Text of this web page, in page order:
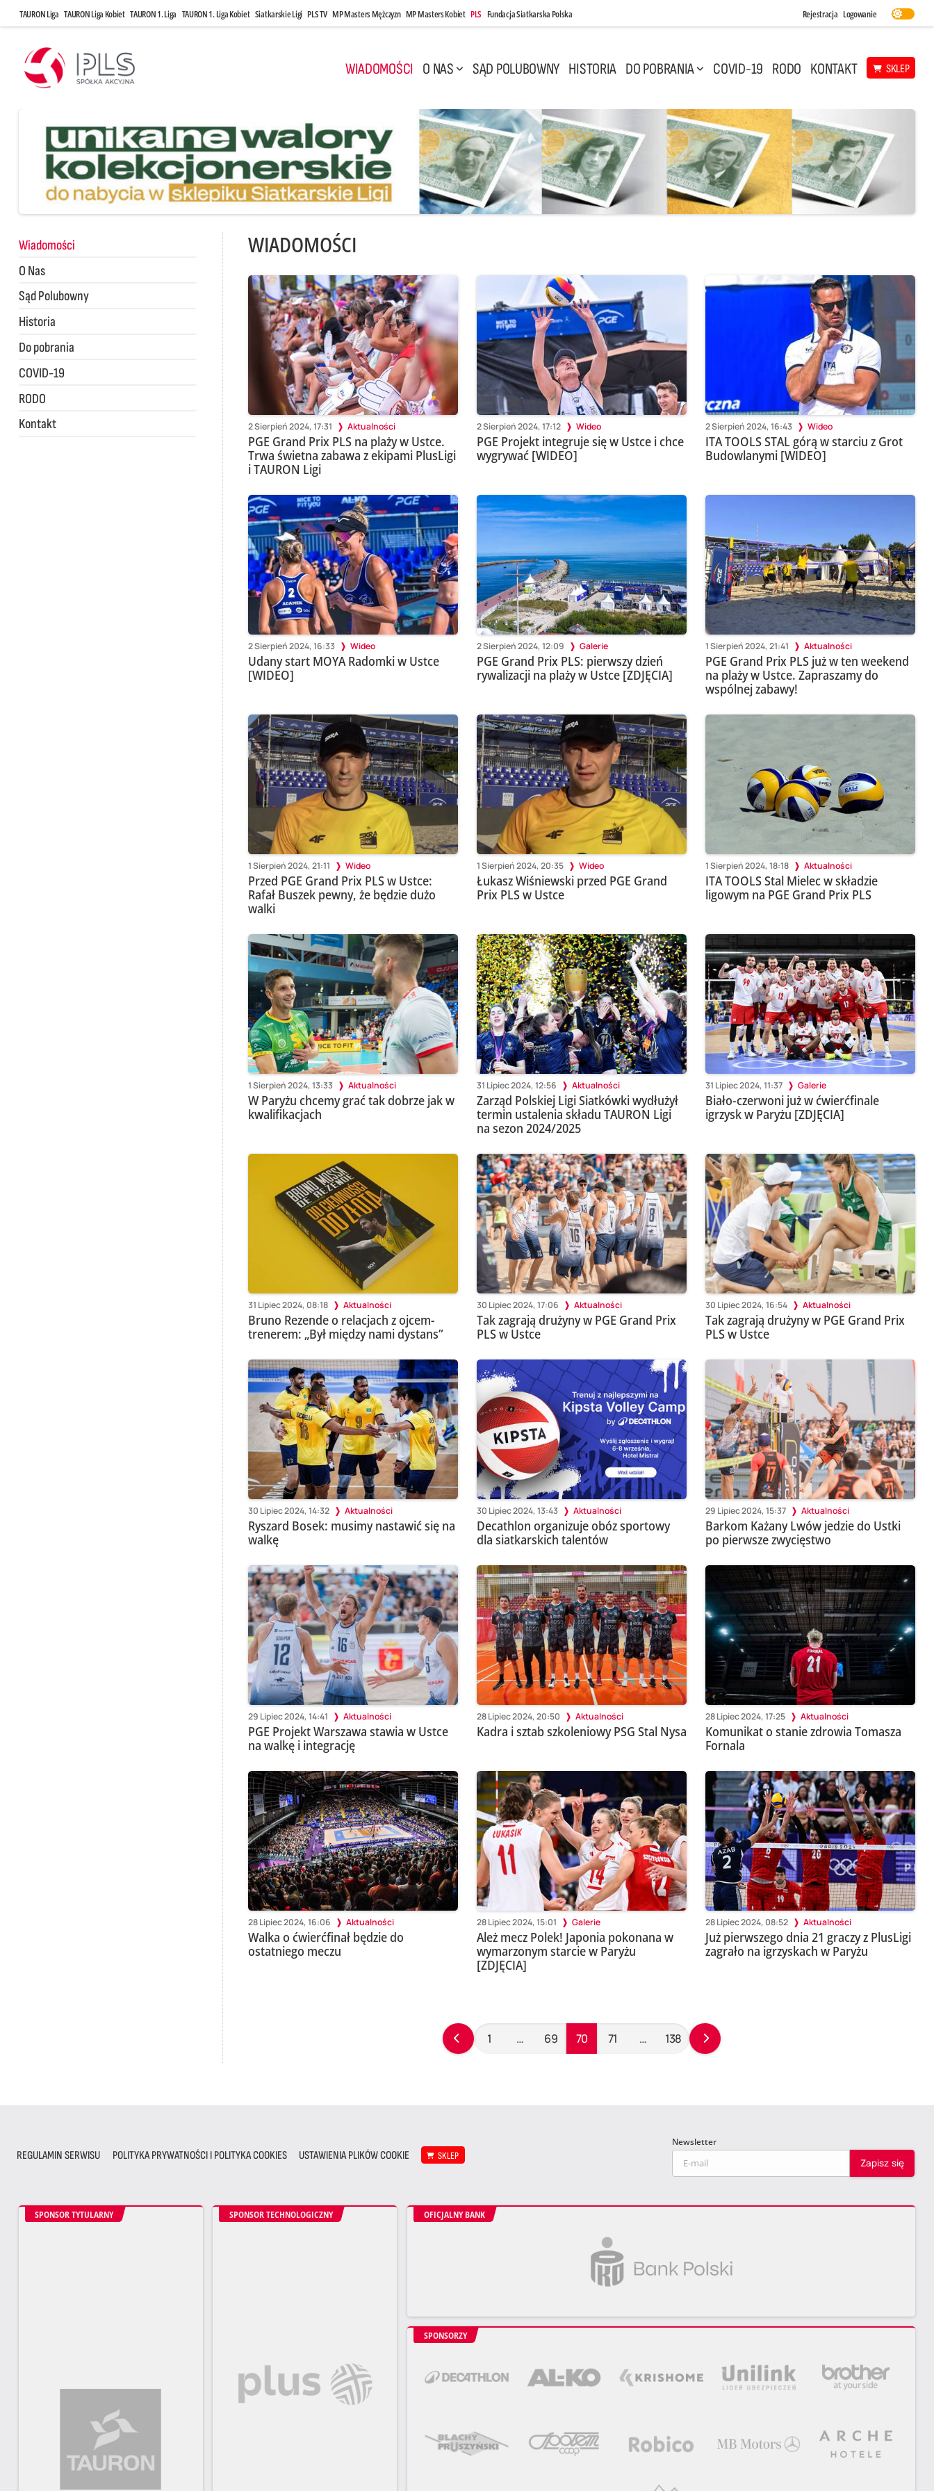
TAURON Liga TAURON Liga Kobiet TAURON 1. Liga TAURON 1. Liga Kobiet Siatkarskie Ligi PLS TV MP Masters Mężczyzn MP Masters Kobiet PLS Fundacja Siatkarska Polska Rejestracja Logowanie
WIADOMOŚCI O NAS SĄD POLUBOWNY HISTORIA DO POBRANIA COVID-19 RODO KONTAKT SKLEP
Wiadomości
O Nas
Sąd Polubowny
Historia
Do pobrania
COVID-19
RODO
Kontakt
WIADOMOŚCI
2 Sierpień 2024, 17:31 Aktualności
PGE Grand Prix PLS na plaży w Ustce.
Trwa świetna zabawa z ekipami PlusLigi
i TAURON Ligi
2 Sierpień 2024, 17:12 Wideo
PGE Projekt integruje się w Ustce i chce
wygrywać [WIDEO]
2 Sierpień 2024, 16:43 Wideo
ITA TOOLS STAL górą w starciu z Grot
Budowlanymi [WIDEO]
2 Sierpień 2024, 16:33 Wideo
Udany start MOYA Radomki w Ustce
[WIDEO]
2 Sierpień 2024, 12:09 Galerie
PGE Grand Prix PLS: pierwszy dzień
rywalizacji na plaży w Ustce [ZDJĘCIA]
1 Sierpień 2024, 21:41 Aktualności
PGE Grand Prix PLS już w ten weekend
na plaży w Ustce. Zapraszamy do
wspólnej zabawy!
1 Sierpień 2024, 21:11 Wideo
Przed PGE Grand Prix PLS w Ustce:
Rafał Buszek pewny, że będzie dużo
walki
1 Sierpień 2024, 20:35 Wideo
Łukasz Wiśniewski przed PGE Grand
Prix PLS w Ustce
1 Sierpień 2024, 18:18 Aktualności
ITA TOOLS Stal Mielec w składzie
ligowym na PGE Grand Prix PLS
1 Sierpień 2024, 13:33 Aktualności
W Paryżu chcemy grać tak dobrze jak w
kwalifikacjach
31 Lipiec 2024, 12:56 Aktualności
Zarząd Polskiej Ligi Siatkówki wydłużył
termin ustalenia składu TAURON Ligi
na sezon 2024/2025
31 Lipiec 2024, 11:37 Galerie
Biało-czerwoni już w ćwierćfinale
igrzysk w Paryżu [ZDJĘCIA]
31 Lipiec 2024, 08:18 Aktualności
Bruno Rezende o relacjach z ojcem-
trenerem: „Był między nami dystans”
30 Lipiec 2024, 17:06 Aktualności
Tak zagrają drużyny w PGE Grand Prix
PLS w Ustce
30 Lipiec 2024, 16:54 Aktualności
Tak zagrają drużyny w PGE Grand Prix
PLS w Ustce
30 Lipiec 2024, 14:32 Aktualności
Ryszard Bosek: musimy nastawić się na
walkę
30 Lipiec 2024, 13:43 Aktualności
Decathlon organizuje obóz sportowy
dla siatkarskich talentów
29 Lipiec 2024, 15:37 Aktualności
Barkom Każany Lwów jedzie do Ustki
po pierwsze zwycięstwo
29 Lipiec 2024, 14:41 Aktualności
PGE Projekt Warszawa stawia w Ustce
na walkę i integrację
28 Lipiec 2024, 20:50 Aktualności
Kadra i sztab szkoleniowy PSG Stal Nysa
28 Lipiec 2024, 17:25 Aktualności
Komunikat o stanie zdrowia Tomasza
Fornala
28 Lipiec 2024, 16:06 Aktualności
Walka o ćwierćfinał będzie do
ostatniego meczu
28 Lipiec 2024, 15:01 Galerie
Ależ mecz Polek! Japonia pokonana w
wymarzonym starcie w Paryżu
[ZDJĘCIA]
28 Lipiec 2024, 08:52 Aktualności
Już pierwszego dnia 21 graczy z PlusLigi
zagrało na igrzyskach w Paryżu
1 … 69 70 71 … 138
REGULAMIN SERWISU POLITYKA PRYWATNOŚCI I POLITYKA COOKIES USTAWIENIA PLIKÓW COOKIE SKLEP
Newsletter
SPONSOR TYTULARNY SPONSOR TECHNOLOGICZNY OFICJALNY BANK
SPONSORZY